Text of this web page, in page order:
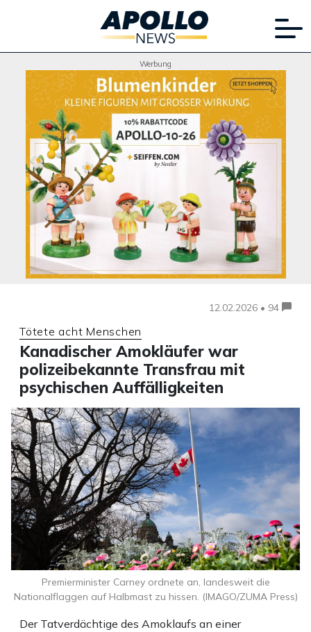
Werbung
12.02.2026 • 94
Tötete acht Menschen
Kanadischer Amokläufer war
polizeibekannte Transfrau mit
psychischen Auffälligkeiten
Der Tatverdächtige des Amoklaufs an einer
Premierminister Carney ordnete an, landesweit die
Nationalflaggen auf Halbmast zu hissen. (IMAGO/ZUMA Press)